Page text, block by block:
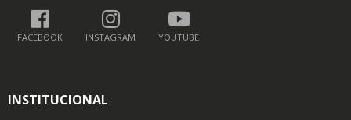
FACEBOOK INSTAGRAM YOUTUBE
INSTITUCIONAL